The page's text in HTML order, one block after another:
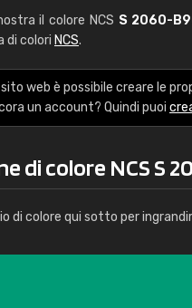
il colore NCS S 2060-
di colori NCS.
web è possibile creare le
un account? Quindi puoi
di colore NCS S
di colore qui sotto per